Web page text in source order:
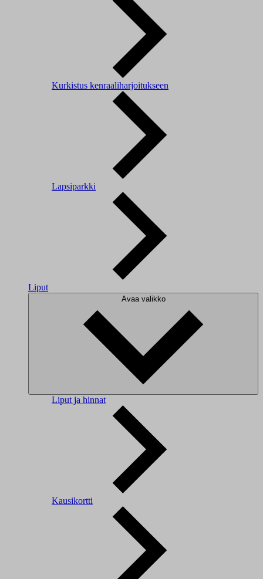
Kurkistus kenraaliharjoitukseen
Lapsiparkki
Liput
Avaa valikko
Liput ja hinnat
Kausikortti